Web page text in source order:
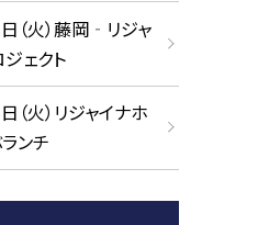
（火）藤岡‐リジャ
ェクト
（火）リジャイナホ
ンチ